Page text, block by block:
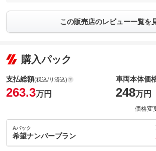
この販売店のレビュー一覧を
購入パック
支払総額(税込/リ済込)
263.3万円
車両本体価
248万円
価格変
Aパック
希望ナンバープラン